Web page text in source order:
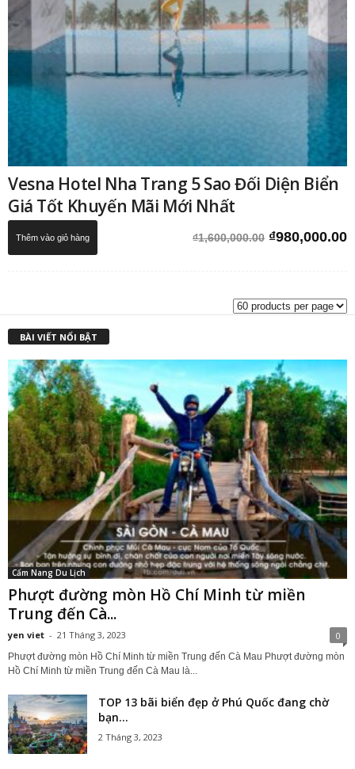
Vesna Hotel Nha Trang 5 Sao Đối Diện Biển
Giá Tốt Khuyến Mãi Mới Nhất
₫1,600,000.00 Giá
₫980,000.00
Thêm vào giỏ hàng
BÀI VIẾT NỔI BẬT
Cẩm Nang Du Lịch
Phượt đường mòn Hồ Chí Minh từ miền
Trung đến Cà...
yen viet - 21 Tháng 3, 2023 0
Phượt đường mòn Hồ Chí Minh từ miền Trung đến Cà Mau Phượt đường mòn
Hồ Chí Minh từ miền Trung đến Cà Mau là...
TOP 13 bãi biển đẹp ở Phú Quốc đang chờ
bạn...
2 Tháng 3, 2023